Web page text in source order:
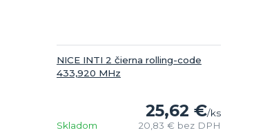
NICE INTI 2 čierna rolling-code
433,920 MHz
25,62 €/ks
20,83 € bez DPH
Skladom